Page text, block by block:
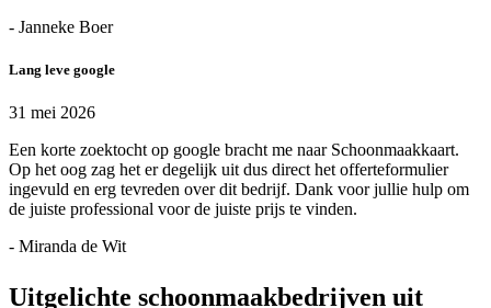
- Janneke Boer
Lang leve google
31 mei 2026
Een korte zoektocht op google bracht me naar Schoonmaakkaart.
Op het oog zag het er degelijk uit dus direct het offerteformulier
ingevuld en erg tevreden over dit bedrijf. Dank voor jullie hulp om
de juiste professional voor de juiste prijs te vinden.
- Miranda de Wit
Uitgelichte schoonmaakbedrijven uit